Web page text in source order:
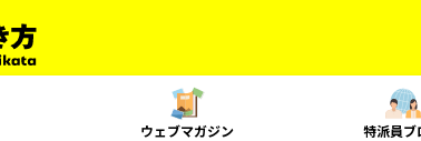
ウェブマガジン 特派員ブ